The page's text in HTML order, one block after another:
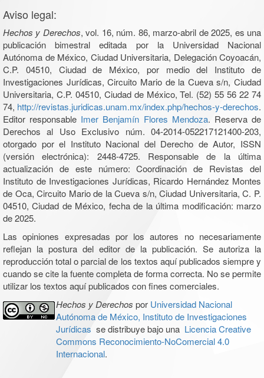
Aviso legal:
Hechos y Derechos, vol. 16, núm. 86, marzo-abril de 2025, es una
publicación bimestral editada por la Universidad Nacional
Autónoma de México, Ciudad Universitaria, Delegación Coyoacán,
C.P. 04510, Ciudad de México, por medio del Instituto de
Investigaciones Jurídicas, Circuito Mario de la Cueva s/n, Ciudad
Universitaria, C.P. 04510, Ciudad de México, Tel. (52) 55 56 22 74
74, http://revistas.juridicas.unam.mx/index.php/hechos-y-derechos.
Editor responsable Imer Benjamín Flores Mendoza. Reserva de
Derechos al Uso Exclusivo núm. 04-2014-052217121400-203,
otorgado por el Instituto Nacional del Derecho de Autor, ISSN
(versión electrónica): 2448-4725. Responsable de la última
actualización de este número: Coordinación de Revistas del
Instituto de Investigaciones Jurídicas, Ricardo Hernández Montes
de Oca, Circuito Mario de la Cueva s/n, Ciudad Universitaria, C. P.
04510, Ciudad de México, fecha de la última modificación: marzo
de 2025.
Las opiniones expresadas por los autores no necesariamente
reflejan la postura del editor de la publicación. Se autoriza la
reproducción total o parcial de los textos aquí publicados siempre y
cuando se cite la fuente completa de forma correcta. No se permite
utilizar los textos aquí publicados con fines comerciales.
Hechos y Derechos por Universidad Nacional
Autónoma de México, Instituto de Investigaciones
Jurídicas se distribuye bajo una Licencia Creative
Commons Reconocimiento-NoComercial 4.0
Internacional.